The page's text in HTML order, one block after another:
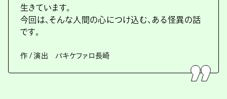
生きています。
今回は、そんな人間の心につけ込む、ある怪異の話
です。
作 / 演出 パキケファロ長崎